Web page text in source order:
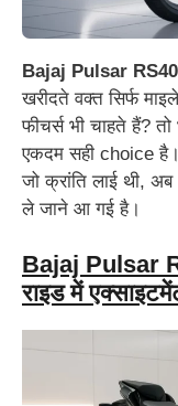
Bajaj Pulsar
खरीदते वक्त सिर्फ
फीचर्स भी चाहते हैं?
एकदम सही choice
जो क्रांति लाई थी,
ले जाने आ गई है।
Bajaj Pulsar
राइड में